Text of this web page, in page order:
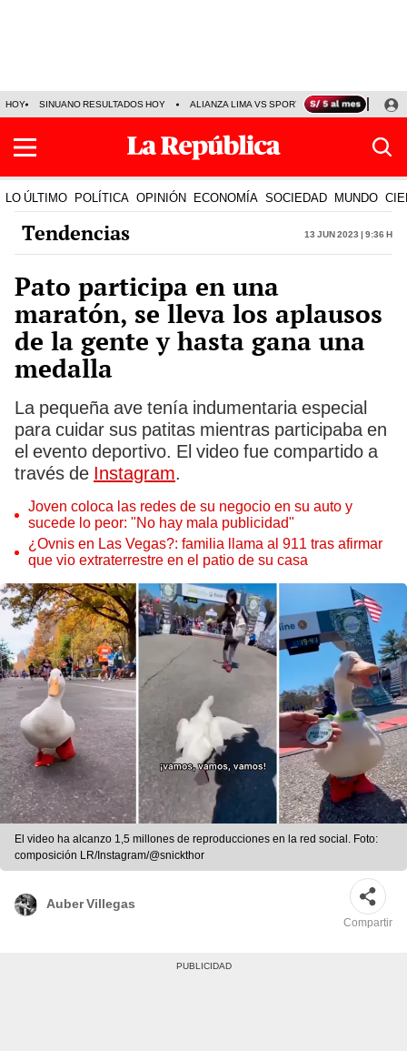
HOY SINUANO RESULTADOS HOY ALIANZA LIMA VS SPORT BOYS JORGE
LO ÚLTIMO POLÍTICA OPINIÓN ECONOMÍA SOCIEDAD MUNDO
Tendencias 13 Jun 2023 | 9:36 h
Pato participa en una
maratón, se lleva los aplausos
de la gente y hasta gana una
medalla
La pequeña ave tenía indumentaria especial
para cuidar sus patitas mientras participaba en
el evento deportivo. El video fue compartido a
través de Instagram.
Joven coloca las redes de su negocio en su auto y
sucede lo peor: "No hay mala publicidad"
¿Ovnis en Las Vegas?: familia llama al 911 tras afirmar
que vio extraterrestre en el patio de su casa
El video ha alcanzo 1,5 millones de reproducciones en la red social. Foto:
composición LR/Instagram/@snickthor
Auber Villegas
Compartir